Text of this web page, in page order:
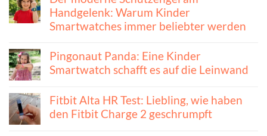
Handgelenk: Warum Kinder
Smartwatches immer beliebter werden
Pingonaut Panda: Eine Kinder
Smartwatch schafft es auf die Leinwand
Fitbit Alta HR Test: Liebling, wie haben
den Fitbit Charge 2 geschrumpft